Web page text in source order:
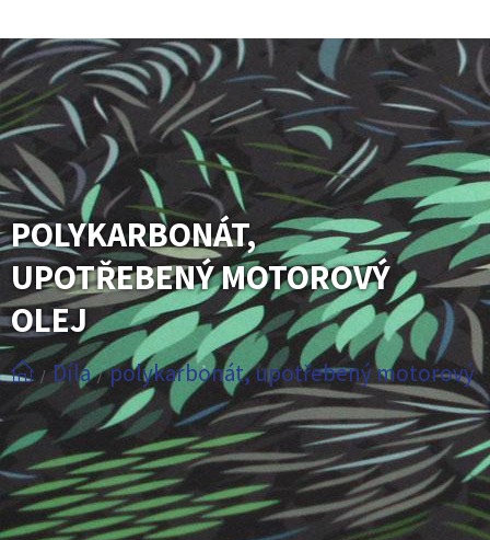
POLYKARBONÁT,
UPOTŘEBENÝ MOTOROVÝ
OLEJ
/ Díla / polykarbonát, upotřebený motorový